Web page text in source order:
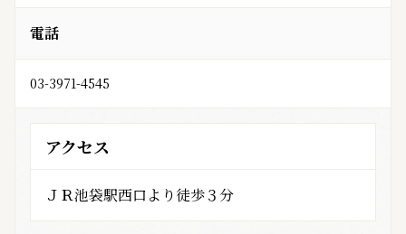
電話
03-3971-4545
アクセス
ＪＲ池袋駅西口より徒歩３分